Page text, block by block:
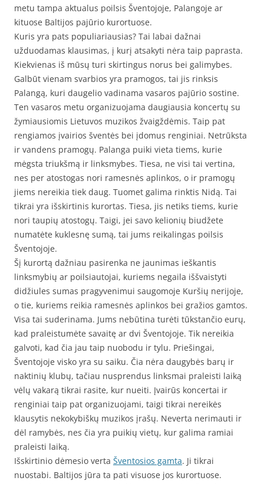
metu tampa aktualus poilsis Šventojoje, Palangoje ar
kituose Baltijos pajūrio kurortuose.
Kuris yra pats populiariausias? Tai labai dažnai
užduodamas klausimas, į kurį atsakyti nėra taip paprasta.
Kiekvienas iš mūsų turi skirtingus norus bei galimybes.
Galbūt vienam svarbios yra pramogos, tai jis rinksis
Palangą, kuri daugelio vadinama vasaros pajūrio sostine.
Ten vasaros metu organizuojama daugiausia koncertų su
žymiausiomis Lietuvos muzikos žvaigždėmis. Taip pat
rengiamos įvairios šventės bei įdomus renginiai. Netrūksta
ir vandens pramogų. Palanga puiki vieta tiems, kurie
mėgsta triukšmą ir linksmybes. Tiesa, ne visi tai vertina,
nes per atostogas nori ramesnės aplinkos, o ir pramogų
jiems nereikia tiek daug. Tuomet galima rinktis Nidą. Tai
tikrai yra išskirtinis kurortas. Tiesa, jis netiks tiems, kurie
nori taupių atostogų. Taigi, jei savo kelionių biudžete
numatėte kuklesnę sumą, tai jums reikalingas poilsis
Šventojoje.
Šį kurortą dažniau pasirenka ne jaunimas ieškantis
linksmybių ar poilsiautojai, kuriems negaila iššvaistyti
didžiules sumas pragyvenimui saugomoje Kuršių nerijoje,
o tie, kuriems reikia ramesnės aplinkos bei gražios gamtos.
Visa tai suderinama. Jums nebūtina turėti tūkstančio eurų,
kad praleistumėte savaitę ar dvi Šventojoje. Tik nereikia
galvoti, kad čia jau taip nuobodu ir tylu. Priešingai,
Šventojoje visko yra su saiku. Čia nėra daugybės barų ir
naktinių klubų, tačiau nusprendus linksmai praleisti laiką
vėlų vakarą tikrai rasite, kur nueiti. Įvairūs koncertai ir
renginiai taip pat organizuojami, taigi tikrai nereikės
klausytis nekokybiškų muzikos įrašų. Neverta nerimauti ir
dėl ramybės, nes čia yra puikių vietų, kur galima ramiai
praleisti laiką.
Išskirtinio dėmesio verta Šventosios gamta. Ji tikrai
nuostabi. Baltijos jūra ta pati visuose jos kurortuose.